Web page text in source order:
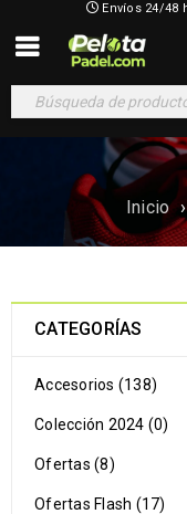
Envíos 24/48
Inicio ›
CATEGORÍAS
Accesorios (138)
Colección 2024 (0)
Ofertas (8)
Ofertas Flash (17)